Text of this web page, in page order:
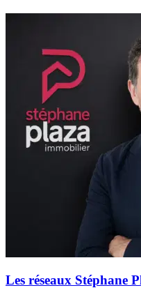
Les réseaux Stéphane